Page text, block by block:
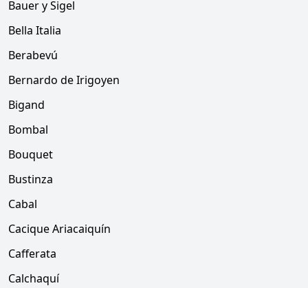
Bauer y Sigel
Bella Italia
Berabevú
Bernardo de Irigoyen
Bigand
Bombal
Bouquet
Bustinza
Cabal
Cacique Ariacaiquín
Cafferata
Calchaquí